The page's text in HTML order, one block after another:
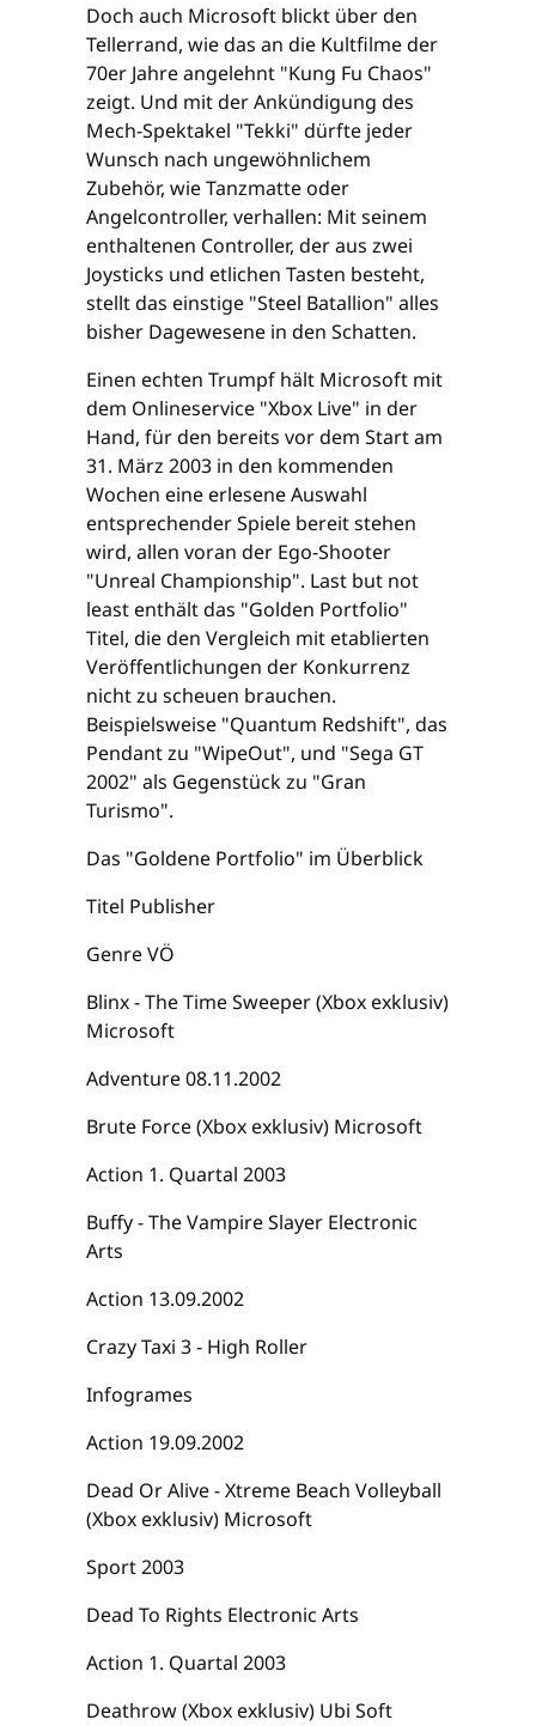
Doch auch Microsoft blickt über den
Tellerrand, wie das an die Kultfilme der
70er Jahre angelehnt "Kung Fu Chaos"
zeigt. Und mit der Ankündigung des
Mech-Spektakel "Tekki" dürfte jeder
Wunsch nach ungewöhnlichem
Zubehör, wie Tanzmatte oder
Angelcontroller, verhallen: Mit seinem
enthaltenen Controller, der aus zwei
Joysticks und etlichen Tasten besteht,
stellt das einstige "Steel Batallion" alles
bisher Dagewesene in den Schatten.
Einen echten Trumpf hält Microsoft mit
dem Onlineservice "Xbox Live" in der
Hand, für den bereits vor dem Start am
31. März 2003 in den kommenden
Wochen eine erlesene Auswahl
entsprechender Spiele bereit stehen
wird, allen voran der Ego-Shooter
"Unreal Championship". Last but not
least enthält das "Golden Portfolio"
Titel, die den Vergleich mit etablierten
Veröffentlichungen der Konkurrenz
nicht zu scheuen brauchen.
Beispielsweise "Quantum Redshift", das
Pendant zu "WipeOut", und "Sega GT
2002" als Gegenstück zu "Gran
Turismo".
Das "Goldene Portfolio" im Überblick
Titel Publisher
Genre VÖ
Blinx - The Time Sweeper (Xbox exklusiv)
Microsoft
Adventure 08.11.2002
Brute Force (Xbox exklusiv) Microsoft
Action 1. Quartal 2003
Buffy - The Vampire Slayer Electronic
Arts
Action 13.09.2002
Crazy Taxi 3 - High Roller
Infogrames
Action 19.09.2002
Dead Or Alive - Xtreme Beach Volleyball
(Xbox exklusiv) Microsoft
Sport 2003
Dead To Rights Electronic Arts
Action 1. Quartal 2003
Deathrow (Xbox exklusiv) Ubi Soft